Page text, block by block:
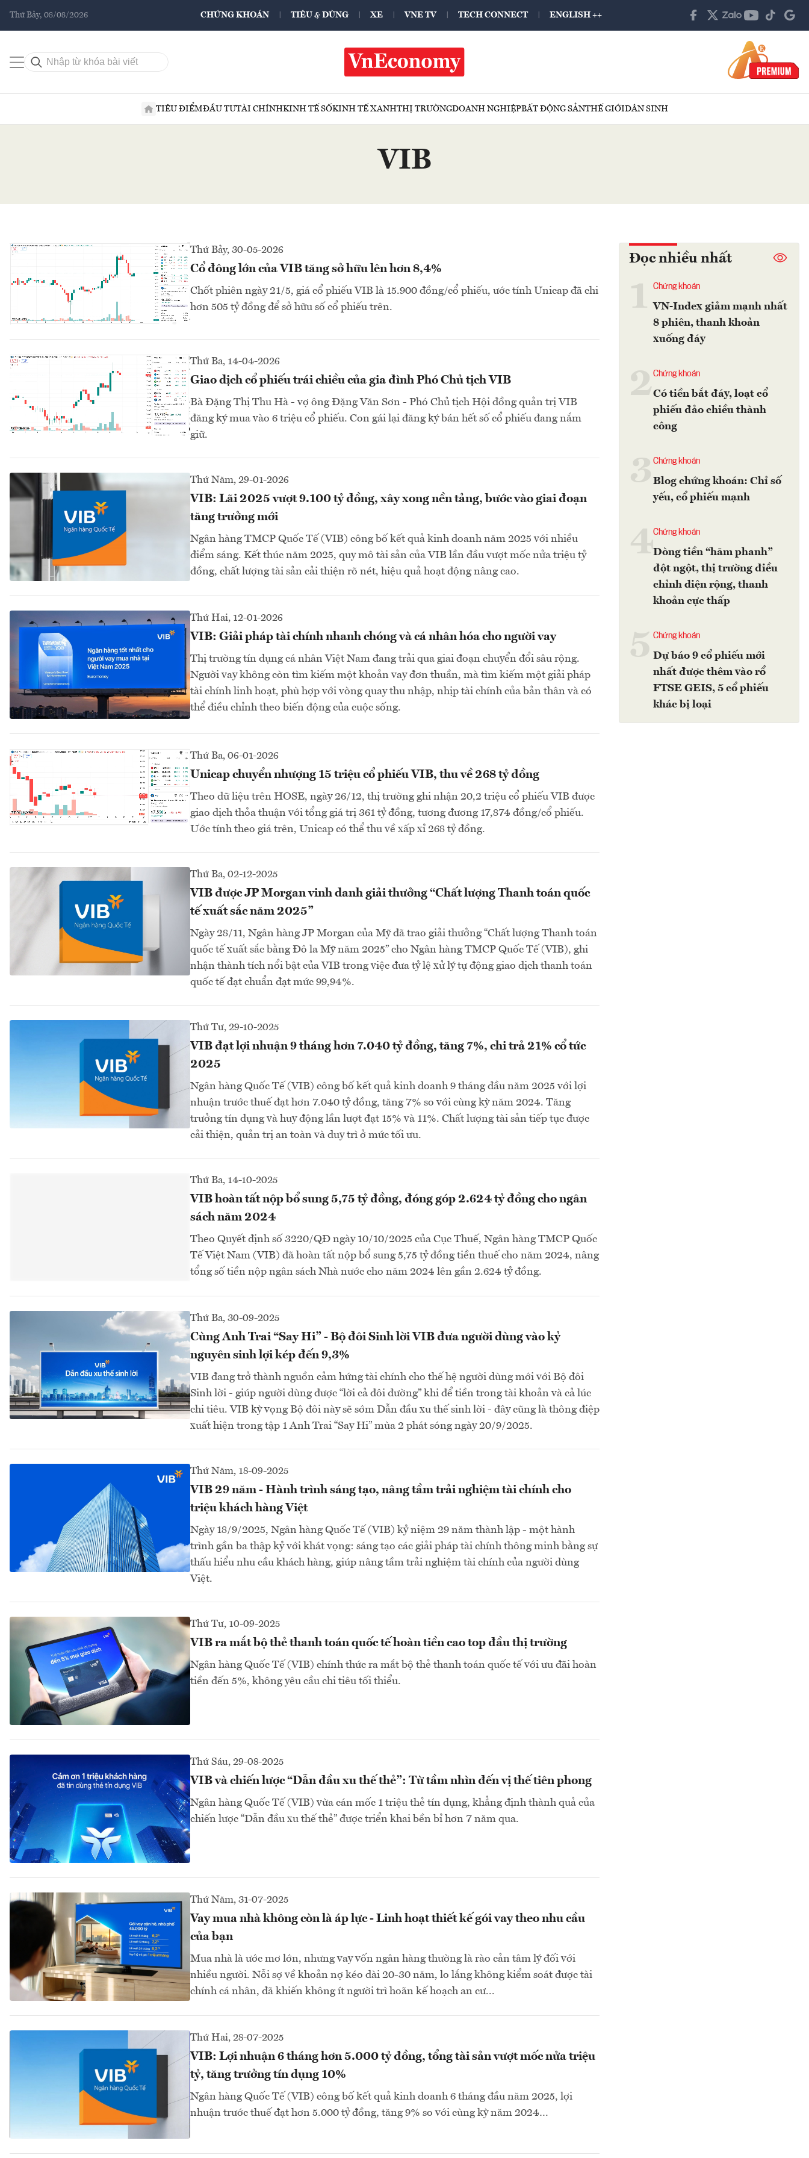
Thứ Bảy, 08/08/2026 CHỨNG KHOÁN TIÊU & DÙNG XE VNE TV TECH CONNECT ENGLISH ++
TIÊU ĐIỂMĐẦU TƯTÀI CHÍNHKINH TẾ SỐKINH TẾ XANHTHỊ TRƯỜNGDOANH NGHIỆPBẤT ĐỘNG SẢNTHẾ GIỚIDÂN SINH
VIB
Thứ Bảy, 30-05-2026
Cổ đông lớn của VIB tăng sở hữu lên hơn 8,4%
Chốt phiên ngày 21/5, giá cổ phiếu VIB là 15.900 đồng/cổ phiếu, ước tính Unicap đã chi
hơn 505 tỷ đồng để sở hữu số cổ phiếu trên.
Thứ Ba, 14-04-2026
Giao dịch cổ phiếu trái chiều của gia đình Phó Chủ tịch VIB
Bà Đặng Thị Thu Hà - vợ ông Đặng Văn Sơn - Phó Chủ tịch Hội đồng quản trị VIB
đăng ký mua vào 6 triệu cổ phiếu. Con gái lại đăng ký bán hết số cổ phiếu đang nắm
giữ.
Thứ Năm, 29-01-2026
VIB: Lãi 2025 vượt 9.100 tỷ đồng, xây xong nền tảng, bước vào giai đoạn
tăng trưởng mới
Ngân hàng TMCP Quốc Tế (VIB) công bố kết quả kinh doanh năm 2025 với nhiều
điểm sáng. Kết thúc năm 2025, quy mô tài sản của VIB lần đầu vượt mốc nửa triệu tỷ
đồng, chất lượng tài sản cải thiện rõ nét, hiệu quả hoạt động nâng cao.
Thứ Hai, 12-01-2026
VIB: Giải pháp tài chính nhanh chóng và cá nhân hóa cho người vay
Thị trường tín dụng cá nhân Việt Nam đang trải qua giai đoạn chuyển đổi sâu rộng.
Người vay không còn tìm kiếm một khoản vay đơn thuần, mà tìm kiếm một giải pháp
tài chính linh hoạt, phù hợp với vòng quay thu nhập, nhịp tài chính của bản thân và có
thể điều chỉnh theo biến động của cuộc sống.
Thứ Ba, 06-01-2026
Unicap chuyển nhượng 15 triệu cổ phiếu VIB, thu về 268 tỷ đồng
Theo dữ liệu trên HOSE, ngày 26/12, thị trường ghi nhận 20,2 triệu cổ phiếu VIB được
giao dịch thỏa thuận với tổng giá trị 361 tỷ đồng, tương đương 17,874 đồng/cổ phiếu.
Ước tính theo giá trên, Unicap có thể thu về xấp xỉ 268 tỷ đồng.
Thứ Ba, 02-12-2025
VIB được JP Morgan vinh danh giải thưởng “Chất lượng Thanh toán quốc
tế xuất sắc năm 2025”
Ngày 28/11, Ngân hàng JP Morgan của Mỹ đã trao giải thưởng “Chất lượng Thanh toán
quốc tế xuất sắc bằng Đô la Mỹ năm 2025” cho Ngân hàng TMCP Quốc Tế (VIB), ghi
nhận thành tích nổi bật của VIB trong việc đưa tỷ lệ xử lý tự động giao dịch thanh toán
quốc tế đạt chuẩn đạt mức 99,94%.
Thứ Tư, 29-10-2025
VIB đạt lợi nhuận 9 tháng hơn 7.040 tỷ đồng, tăng 7%, chi trả 21% cổ tức
2025
Ngân hàng Quốc Tế (VIB) công bố kết quả kinh doanh 9 tháng đầu năm 2025 với lợi
nhuận trước thuế đạt hơn 7.040 tỷ đồng, tăng 7% so với cùng kỳ năm 2024. Tăng
trưởng tín dụng và huy động lần lượt đạt 15% và 11%. Chất lượng tài sản tiếp tục được
cải thiện, quản trị an toàn và duy trì ở mức tối ưu.
Thứ Ba, 14-10-2025
VIB hoàn tất nộp bổ sung 5,75 tỷ đồng, đóng góp 2.624 tỷ đồng cho ngân
sách năm 2024
Theo Quyết định số 3220/QĐ ngày 10/10/2025 của Cục Thuế, Ngân hàng TMCP Quốc
Tế Việt Nam (VIB) đã hoàn tất nộp bổ sung 5,75 tỷ đồng tiền thuế cho năm 2024, nâng
tổng số tiền nộp ngân sách Nhà nước cho năm 2024 lên gần 2.624 tỷ đồng.
Thứ Ba, 30-09-2025
Cùng Anh Trai “Say Hi” - Bộ đôi Sinh lời VIB đưa người dùng vào kỷ
nguyên sinh lợi kép đến 9,3%
VIB đang trở thành nguồn cảm hứng tài chính cho thế hệ người dùng mới với Bộ đôi
Sinh lời - giúp người dùng được “lời cả đôi đường” khi để tiền trong tài khoản và cả lúc
chi tiêu. VIB kỳ vọng Bộ đôi này sẽ sớm Dẫn đầu xu thế sinh lời - đây cũng là thông điệp
xuất hiện trong tập 1 Anh Trai “Say Hi” mùa 2 phát sóng ngày 20/9/2025.
Thứ Năm, 18-09-2025
VIB 29 năm - Hành trình sáng tạo, nâng tầm trải nghiệm tài chính cho
triệu khách hàng Việt
Ngày 18/9/2025, Ngân hàng Quốc Tế (VIB) kỷ niệm 29 năm thành lập - một hành
trình gần ba thập kỷ với khát vọng: sáng tạo các giải pháp tài chính thông minh bằng sự
thấu hiểu nhu cầu khách hàng, giúp nâng tầm trải nghiệm tài chính của người dùng
Việt.
Thứ Tư, 10-09-2025
VIB ra mắt bộ thẻ thanh toán quốc tế hoàn tiền cao top đầu thị trường
Ngân hàng Quốc Tế (VIB) chính thức ra mắt bộ thẻ thanh toán quốc tế với ưu đãi hoàn
tiền đến 5%, không yêu cầu chi tiêu tối thiểu.
Thứ Sáu, 29-08-2025
VIB và chiến lược “Dẫn đầu xu thế thẻ”: Từ tầm nhìn đến vị thế tiên phong
Ngân hàng Quốc Tế (VIB) vừa cán mốc 1 triệu thẻ tín dụng, khẳng định thành quả của
chiến lược “Dẫn đầu xu thế thẻ” được triển khai bền bỉ hơn 7 năm qua.
Thứ Năm, 31-07-2025
Vay mua nhà không còn là áp lực - Linh hoạt thiết kế gói vay theo nhu cầu
của bạn
Mua nhà là ước mơ lớn, nhưng vay vốn ngân hàng thường là rào cản tâm lý đối với
nhiều người. Nỗi sợ về khoản nợ kéo dài 20-30 năm, lo lắng không kiểm soát được tài
chính cá nhân, đã khiến không ít người trì hoãn kế hoạch an cư...
Thứ Hai, 28-07-2025
VIB: Lợi nhuận 6 tháng hơn 5.000 tỷ đồng, tổng tài sản vượt mốc nửa triệu
tỷ, tăng trưởng tín dụng 10%
Ngân hàng Quốc Tế (VIB) công bố kết quả kinh doanh 6 tháng đầu năm 2025, lợi
nhuận trước thuế đạt hơn 5.000 tỷ đồng, tăng 9% so với cùng kỳ năm 2024…
Đọc nhiều nhất
Chứng khoán
VN-Index giảm mạnh nhất
8 phiên, thanh khoản
xuống đáy
2Chứng khoán
Có tiền bắt đáy, loạt cổ
phiếu đảo chiều thành
công
Chứng khoán
Blog chứng khoán: Chỉ số
yếu, cổ phiếu mạnh
4Chứng khoán
Dòng tiền “hãm phanh”
đột ngột, thị trường điều
chỉnh diện rộng, thanh
khoản cực thấp
Chứng khoán
Dự báo 9 cổ phiếu mới
nhất được thêm vào rổ
FTSE GEIS, 5 cổ phiếu
khác bị loại